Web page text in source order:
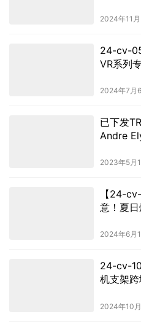
2024年11
24-cv-
VR系列
2024年7月
已下发
Andre
2023年5月
【24-
意！夏
2024年6月
24-cv-
机支架跨
2024年10